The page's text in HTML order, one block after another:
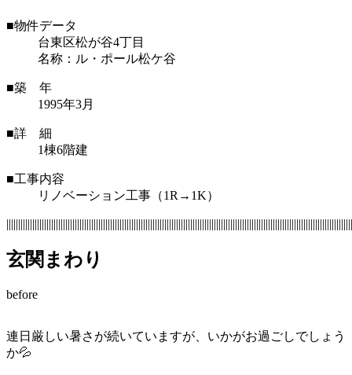
■物件データ
台東区松が谷4丁目
名称：ル・ポール松ケ谷
■築 年
1995年3月
■詳 細
1棟6階建
■工事内容
リノベーション工事（1R→1K）
玄関まわり
before
連日厳しい暑さが続いていますが、いかがお過ごしでしょう
か💦